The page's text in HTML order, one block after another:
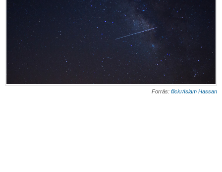
Forrás: flickr/Islam Hassan